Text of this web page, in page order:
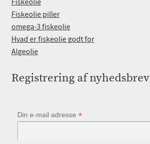
Fiskeolie
Fiskeolie piller
omega-3 fiskeolie
Hvad er fiskeolie godt for
Algeolie
Registrering af nyhedsbrev
Din e-mail adresse *